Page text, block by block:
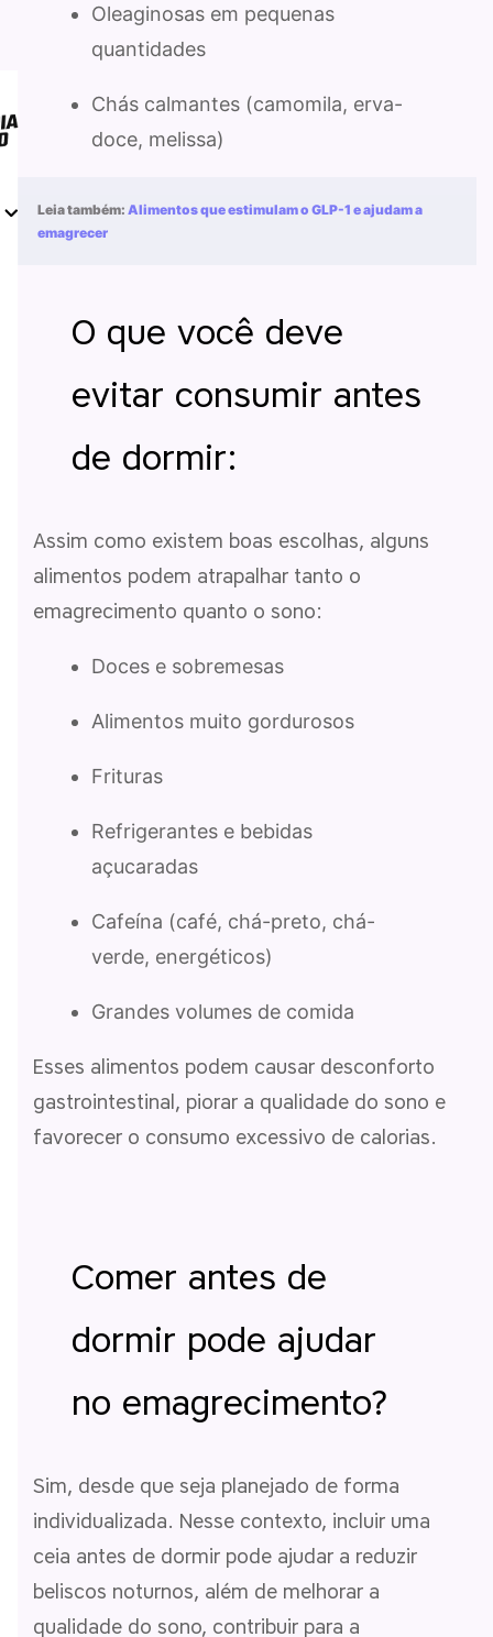
Oleaginosas em pequenas
quantidades
Chás calmantes (camomila, erva-
doce, melissa)
Leia também: Alimentos que estimulam o GLP-1 e ajudam a
emagrecer
O que você deve
evitar consumir antes
de dormir:
Assim como existem boas escolhas, alguns
alimentos podem atrapalhar tanto o
emagrecimento quanto o sono:
Doces e sobremesas
Alimentos muito gordurosos
Frituras
Refrigerantes e bebidas
açucaradas
Cafeína (café, chá-preto, chá-
verde, energéticos)
Grandes volumes de comida
Esses alimentos podem causar desconforto
gastrointestinal, piorar a qualidade do sono e
favorecer o consumo excessivo de calorias.
Comer antes de
dormir pode ajudar
no emagrecimento?
Sim, desde que seja planejado de forma
individualizada. Nesse contexto, incluir uma
ceia antes de dormir pode ajudar a reduzir
beliscos noturnos, além de melhorar a
qualidade do sono, contribuir para a